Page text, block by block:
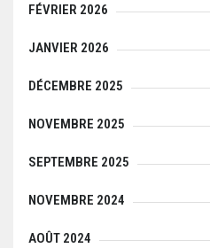
FÉVRIER 2026
JANVIER 2026
DÉCEMBRE 2025
NOVEMBRE 2025
SEPTEMBRE 2025
NOVEMBRE 2024
AOÛT 2024